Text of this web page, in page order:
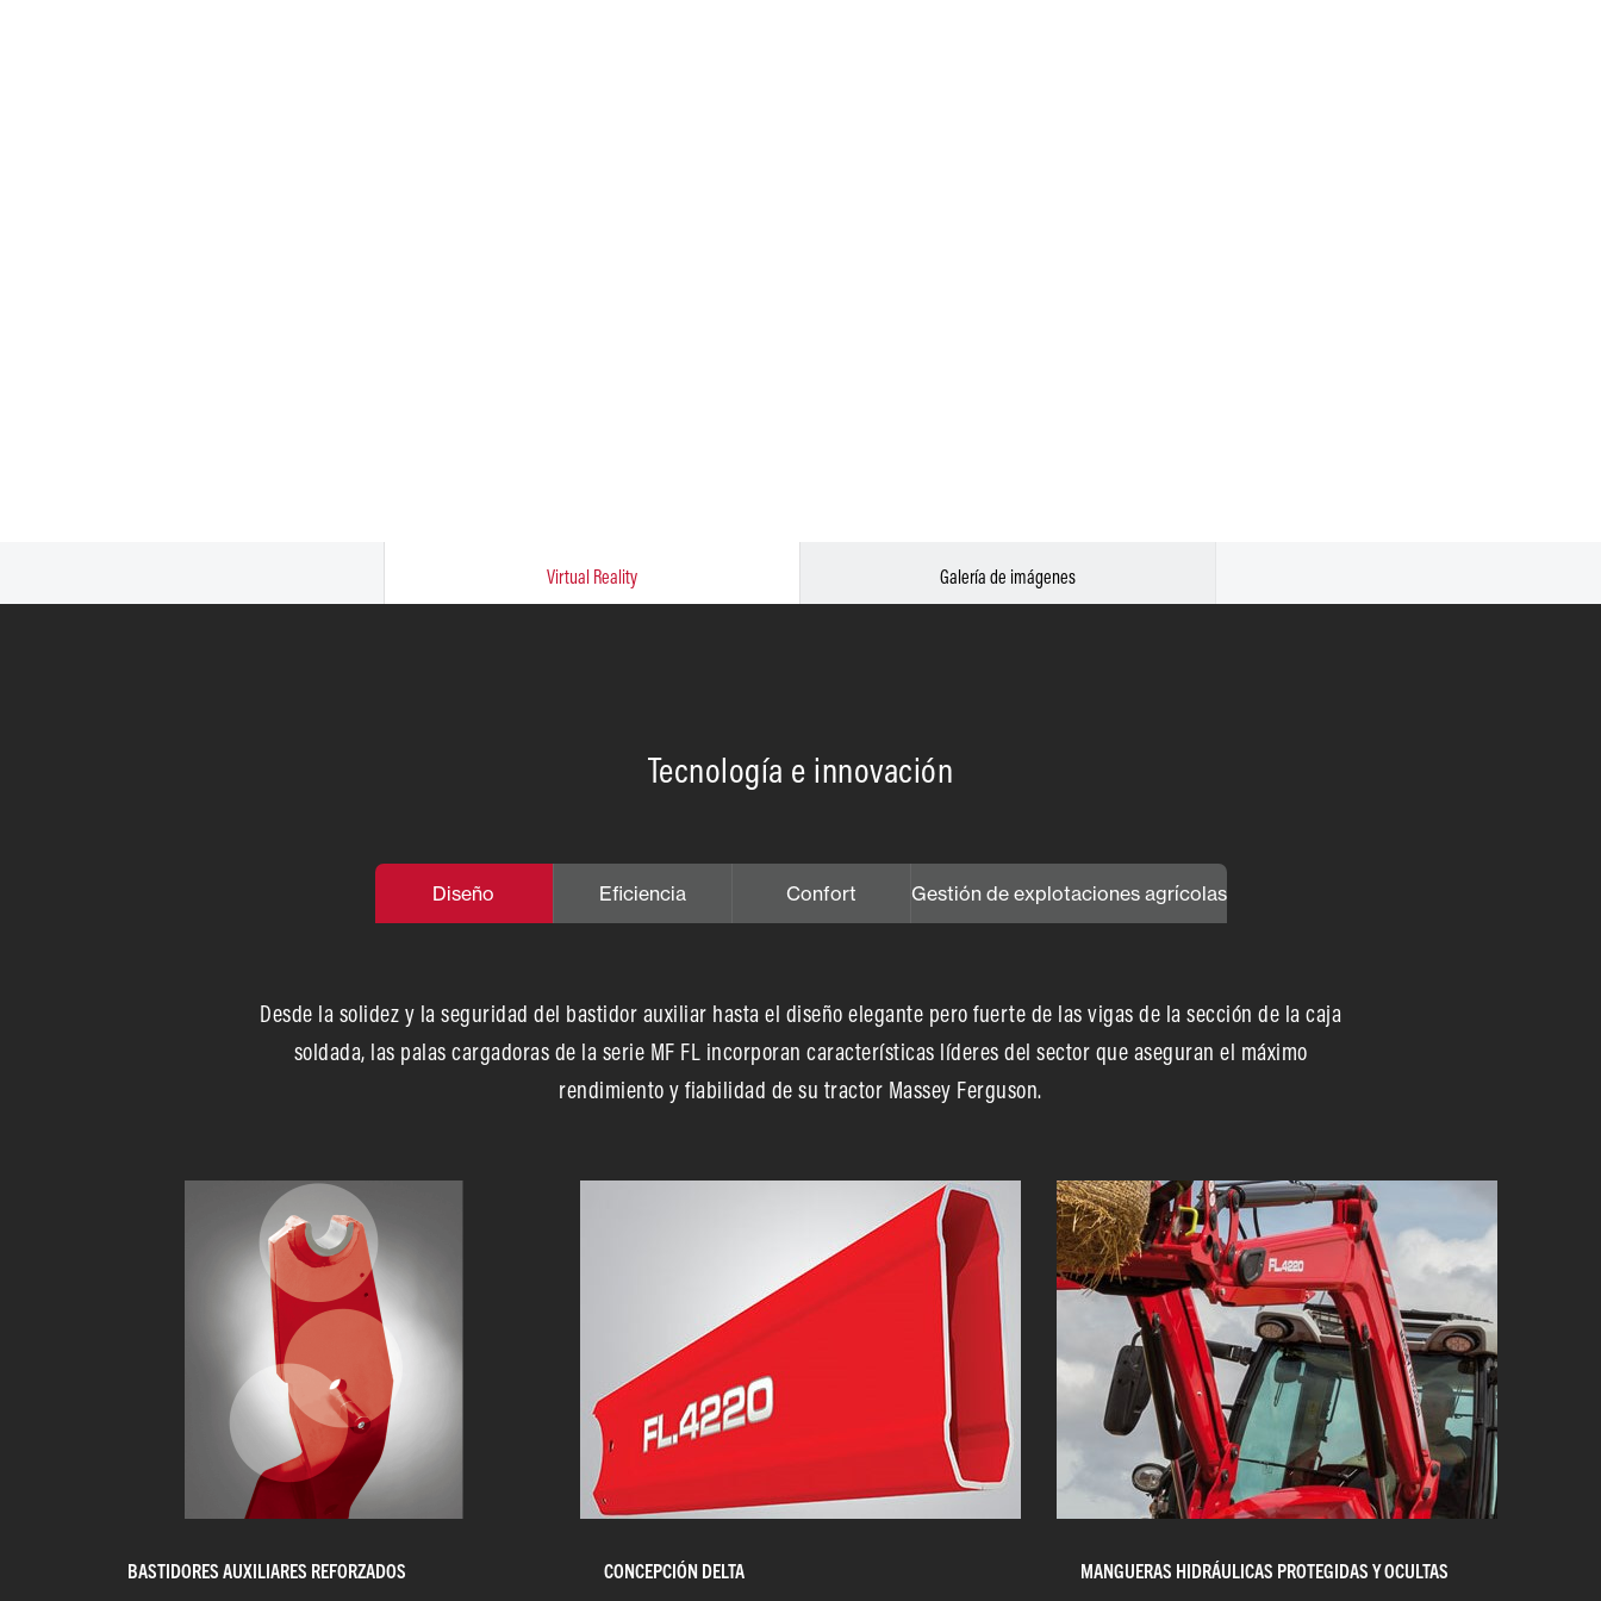
Virtual Reality Galería de imágenes
Tecnología e innovación
Diseño Eficiencia Confort Gestión de explotaciones agrícolas
Desde la solidez y la seguridad del bastidor auxiliar hasta el diseño elegante pero fuerte de las vigas de la sección de la caja
soldada, las palas cargadoras de la serie MF FL incorporan características líderes del sector que aseguran el máximo
rendimiento y fiabilidad de su tractor Massey Ferguson.
BASTIDORES AUXILIARES REFORZADOS CONCEPCIÓN DELTA MANGUERAS HIDRÁULICAS PROTEGIDAS Y OCULTAS